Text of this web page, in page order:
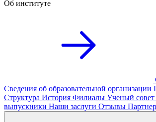
Об институте
Сведения об образовательной организации
Структура История Филиалы Ученый совет
выпускники Наши заслуги Отзывы